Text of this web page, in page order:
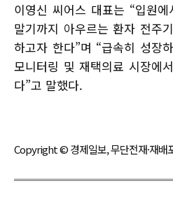
이영신 씨어스 대표는 “입원
말기까지 아우르는 환자 전주
하고자 한다”며 “급속히 성장
모니터링 및 재택의료 시장에
다”고 말했다.
Copyright © 경제일보, 무단전재·재배